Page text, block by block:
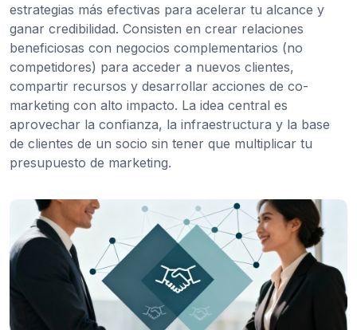
estrategias más efectivas para acelerar tu alcance y
ganar credibilidad. Consisten en crear relaciones
beneficiosas con negocios complementarios (no
competidores) para acceder a nuevos clientes,
compartir recursos y desarrollar acciones de co-
marketing con alto impacto. La idea central es
aprovechar la confianza, la infraestructura y la base
de clientes de un socio sin tener que multiplicar tu
presupuesto de marketing.